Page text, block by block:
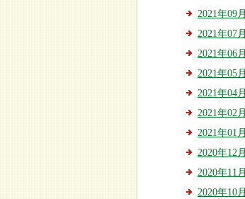
2021年09月
2021年07月
2021年06月
2021年05月
2021年04月
2021年02月
2021年01月
2020年12月
2020年11月
2020年10月